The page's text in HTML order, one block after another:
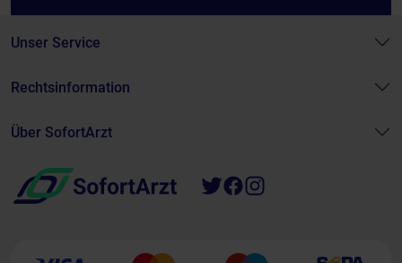
Unser Service
Rechtsinformation
Über SofortArzt